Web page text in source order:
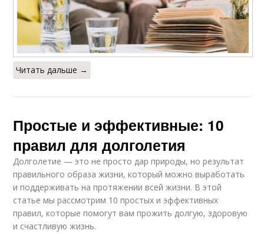
Читать дальше →
Простые и эффективные: 10
правил для долголетия
Долголетие — это не просто дар природы, но результат
правильного образа жизни, который можно выработать
и поддерживать на протяжении всей жизни. В этой
статье мы рассмотрим 10 простых и эффективных
правил, которые помогут вам прожить долгую, здоровую
и счастливую жизнь.